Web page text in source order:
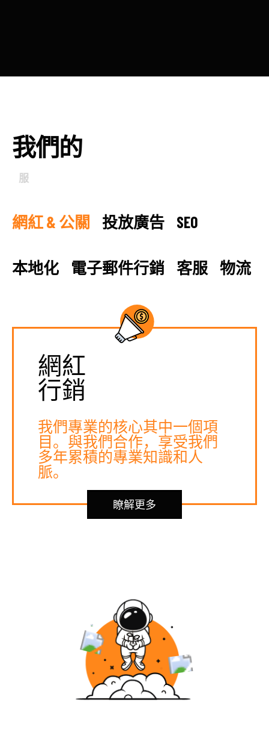
我們的
服
網紅 & 公關 投放廣告 SEO
本地化 電子郵件行銷 客服 物流
網紅
行銷
我們專業的核心其中一個項
目。與我們合作，享受我們
多年累積的專業知識和人
脈。
瞭解更多